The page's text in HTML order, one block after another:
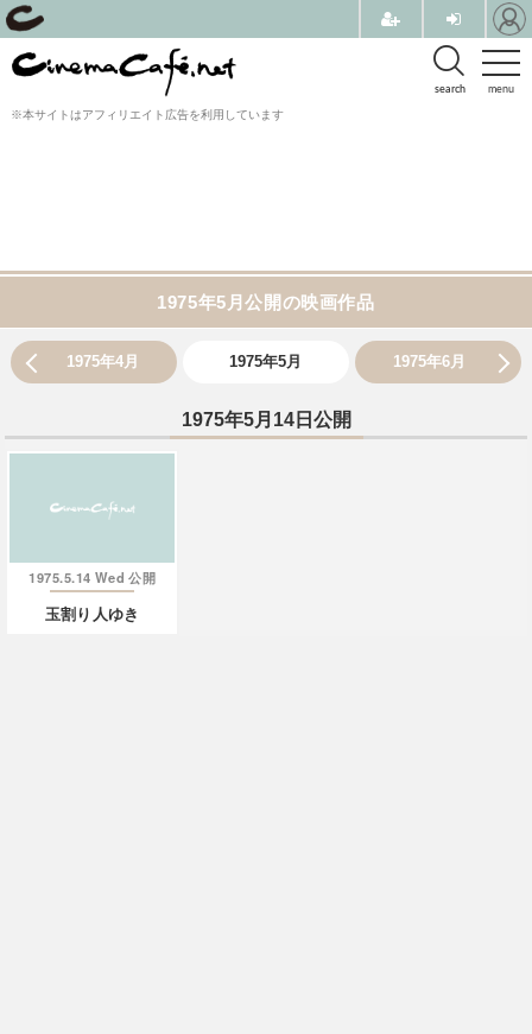
menu
search
※本サイトはアフィリエイト広告を利用しています
1975年5月公開の映画作品
1975年4月 1975年5月 1975年6月
1975年5月14日公開
1975.5.14 Wed 公開
玉割り人ゆき